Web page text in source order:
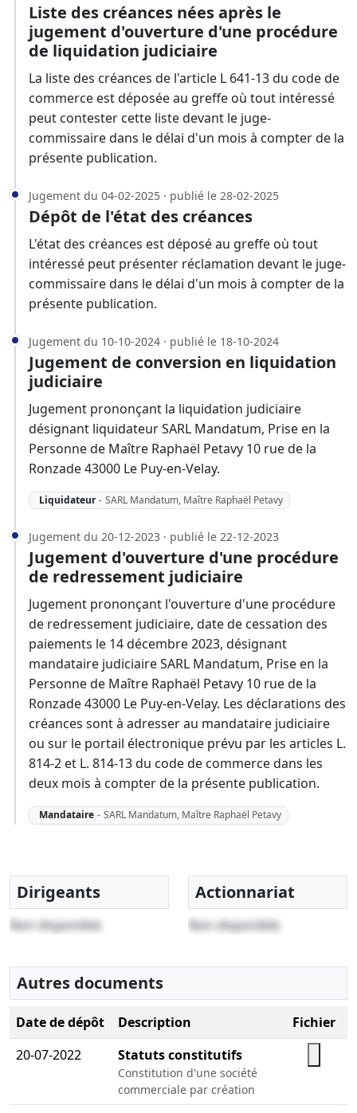
Liste des créances nées après le
jugement d'ouverture d'une procédure
de liquidation judiciaire
La liste des créances de l'article L 641-13 du code de
commerce est déposée au greffe où tout intéressé
peut contester cette liste devant le juge-
commissaire dans le délai d'un mois à compter de la
présente publication.
Jugement du 04-02-2025 · publié le 28-02-2025
Dépôt de l'état des créances
L'état des créances est déposé au greffe où tout
intéressé peut présenter réclamation devant le juge-
commissaire dans le délai d'un mois à compter de la
présente publication.
Jugement du 10-10-2024 · publié le 18-10-2024
Jugement de conversion en liquidation
judiciaire
Jugement prononçant la liquidation judiciaire
désignant liquidateur SARL Mandatum, Prise en la
Personne de Maître Raphaël Petavy 10 rue de la
Ronzade 43000 Le Puy-en-Velay.
Liquidateur - SARL Mandatum, Maître Raphaël Petavy
Jugement du 20-12-2023 · publié le 22-12-2023
Jugement d'ouverture d'une procédure
de redressement judiciaire
Jugement prononçant l'ouverture d'une procédure
de redressement judiciaire, date de cessation des
paiements le 14 décembre 2023, désignant
mandataire judiciaire SARL Mandatum, Prise en la
Personne de Maître Raphaël Petavy 10 rue de la
Ronzade 43000 Le Puy-en-Velay. Les déclarations des
créances sont à adresser au mandataire judiciaire
ou sur le portail électronique prévu par les articles L.
814-2 et L. 814-13 du code de commerce dans les
deux mois à compter de la présente publication.
Mandataire - SARL Mandatum, Maître Raphaël Petavy
Dirigeants
Non disponible
Actionnariat
Non disponible
Autres documents
Date de dépôt Description
Fichier
20-07-2022
Statuts constitutifs
Constitution d'une société
commerciale par création